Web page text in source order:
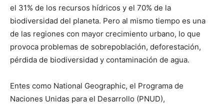
el 31% de los recursos hídricos y el 70% de la
biodiversidad del planeta. Pero al mismo tiempo es una
de las regiones con mayor crecimiento urbano, lo que
provoca problemas de sobrepoblación, deforestación,
pérdida de biodiversidad y contaminación de agua.
Entes como National Geographic, el Programa de
Naciones Unidas para el Desarrollo (PNUD),